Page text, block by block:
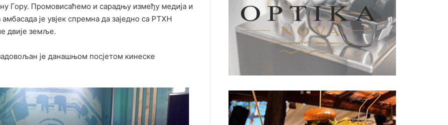
Гору. Промовисаћемо и сарадњу између медија и
је увјек спремна да заједно са РТХН
двије земље.
је данашњом посјетом кинеске